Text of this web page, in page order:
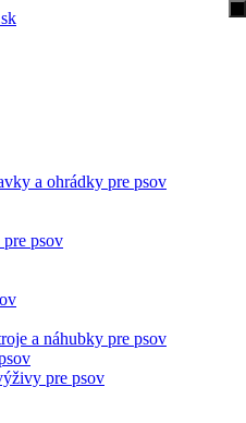
a ohrádky pre psov
psov
a náhubky pre psov
pre psov